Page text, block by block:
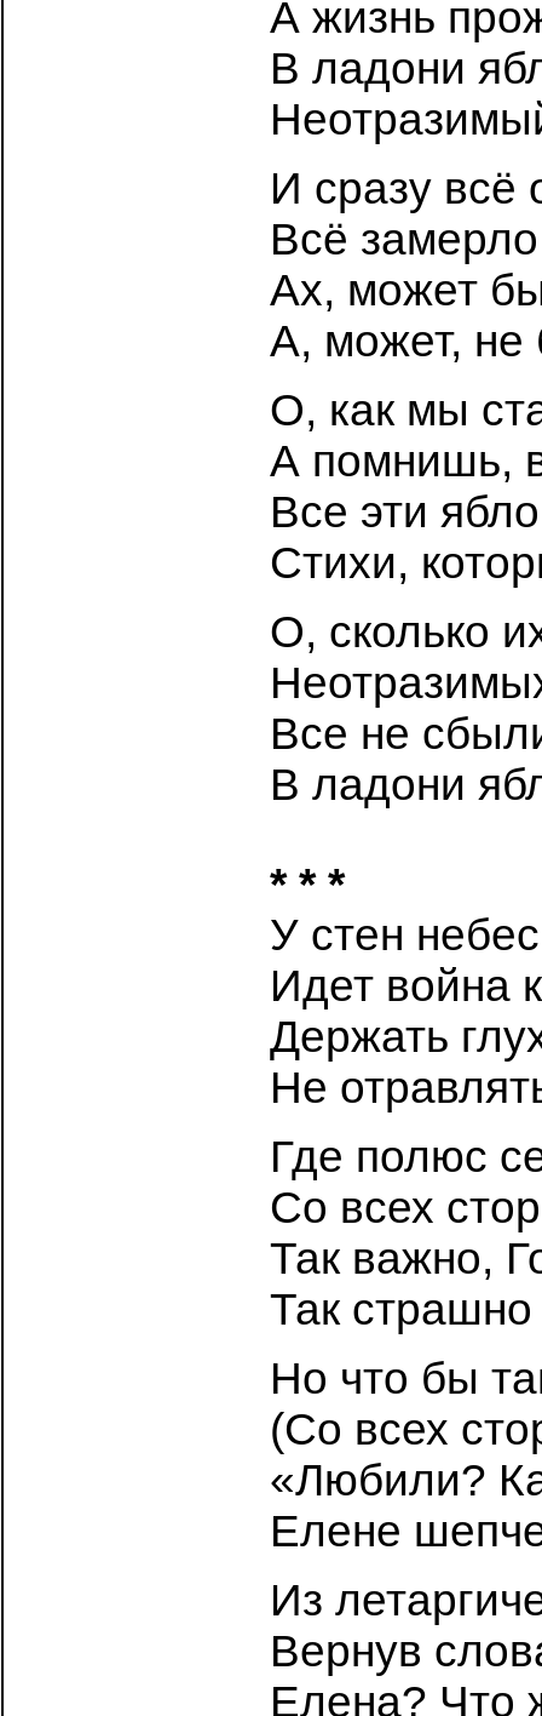
А жизнь
В ладони
И сразу всё
Всё
Ах, может
А, может, не
О, как мы
А помнишь,
Все эти
Стихи,
О, сколько
Все не
В ладони
* * *
У стен
Идет война
Держать
Не
Где полюс
Со всех
Так важно,
Так страшно
Но что бы
(Со всех
«Любили?
Елене
Из
Вернув
Елена?